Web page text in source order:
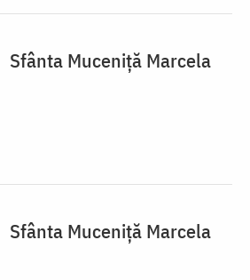
Sfânta Muceniță Marcela
Sfânta Muceniță Marcela